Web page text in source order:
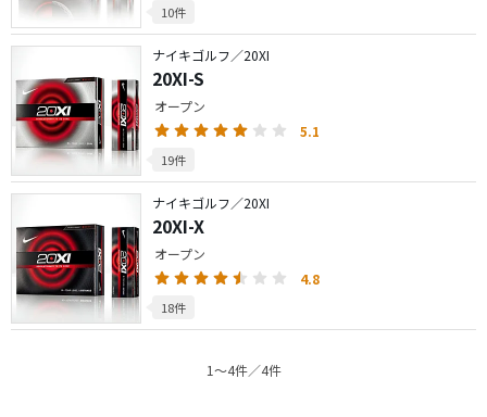
10件
ナイキゴルフ／20XI
20XI-S
オープン
5.1
19件
ナイキゴルフ／20XI
20XI-X
オープン
4.8
18件
1〜4件／4件